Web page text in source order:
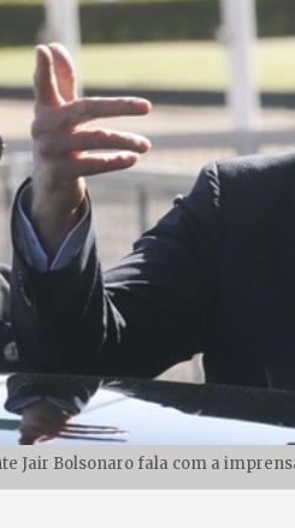
Jair Bolsonaro fala com a